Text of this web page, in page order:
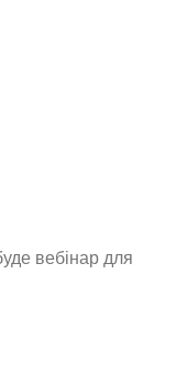
вебінар для